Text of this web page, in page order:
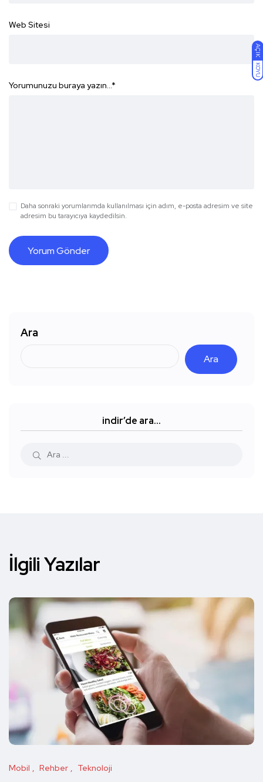
AÇIK
KOYU
Web Sitesi
Yorumunuzu buraya yazın...*
Daha sonraki yorumlarımda kullanılması için adım, e-posta adresim ve site
adresim bu tarayıcıya kaydedilsin.
Ara
Ara
indir’de ara…
İlgili Yazılar
Mobil Rehber Teknoloji